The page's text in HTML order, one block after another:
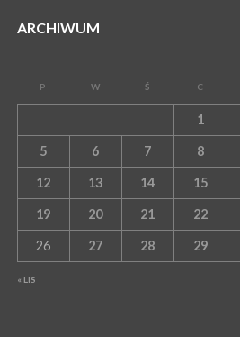
ARCHIWUM
P W Ś C
« LIS
1
5 6 7 8
12 13 14 15
19 20 21 22
26 27 28 29